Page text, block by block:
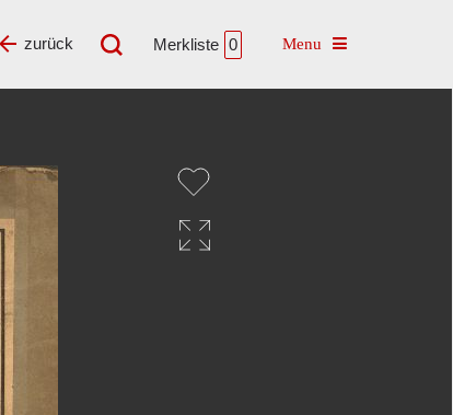
Merkliste 0 Toggle navigation
zurück